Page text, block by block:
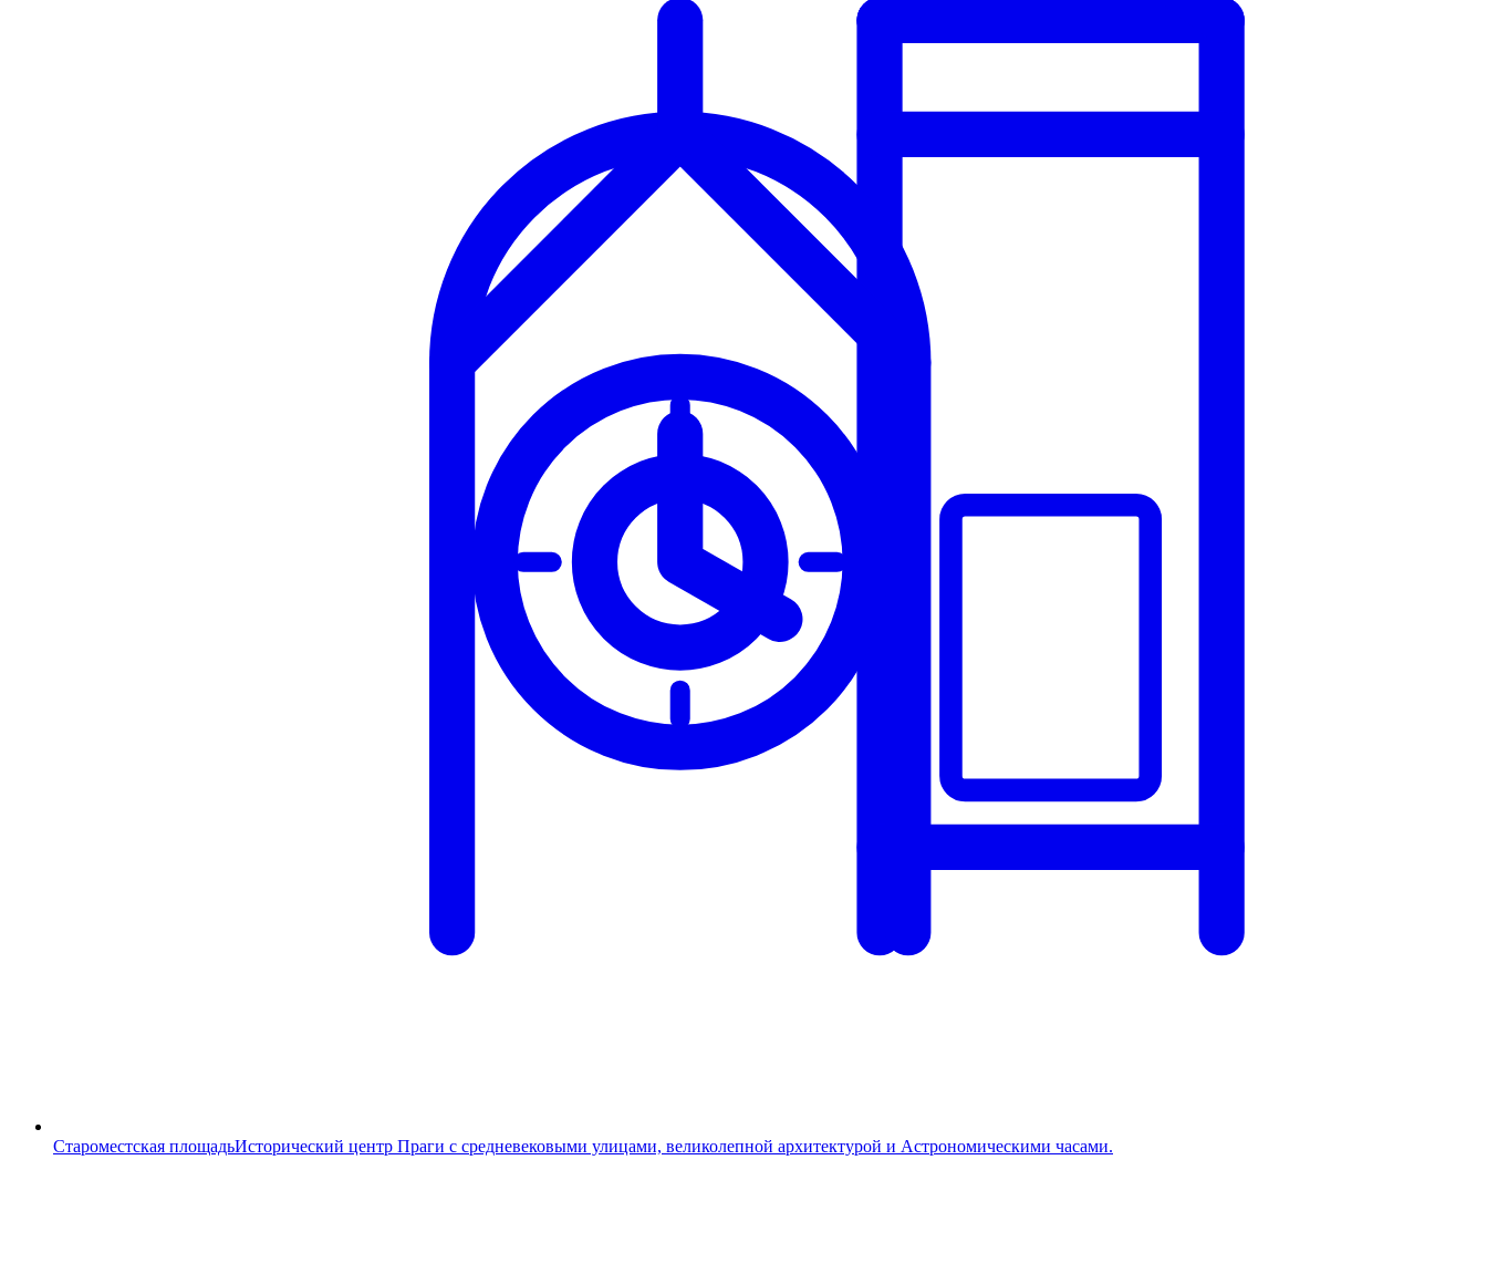
Староместская площадьИсторический центр Праги с средневековыми улицами, великолепной архитектурой и Астрономическими часами.